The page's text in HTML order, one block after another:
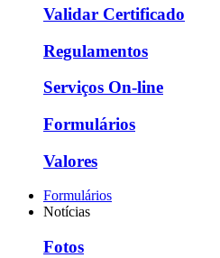
Validar Certificado
Regulamentos
Serviços On-line
Formulários
Valores
Formulários
Notícias
Fotos